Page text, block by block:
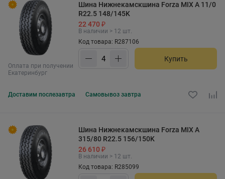
Оплата при получении
Екатеринбург
Шина Нижнекамскшина Forza MIX A 11/0
R22.5 148/145K
22 470 ₽
В наличии > 12 шт.
Код товара: R287106
Купить
Доставим послезавтра Самовывоз завтра
Шина Нижнекамскшина Forza MIX A
315/80 R22.5 156/150K
26 610 ₽
В наличии > 12 шт.
Код товара: R285099